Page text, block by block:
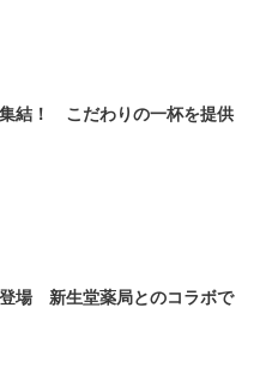
結！ こだわりの一杯を提供
場 新生堂薬局とのコラボで